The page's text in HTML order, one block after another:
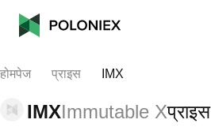
होमपेज प्राइस IMX
IMXImmutable Xप्राइस